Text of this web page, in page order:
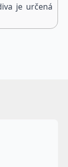
je určená